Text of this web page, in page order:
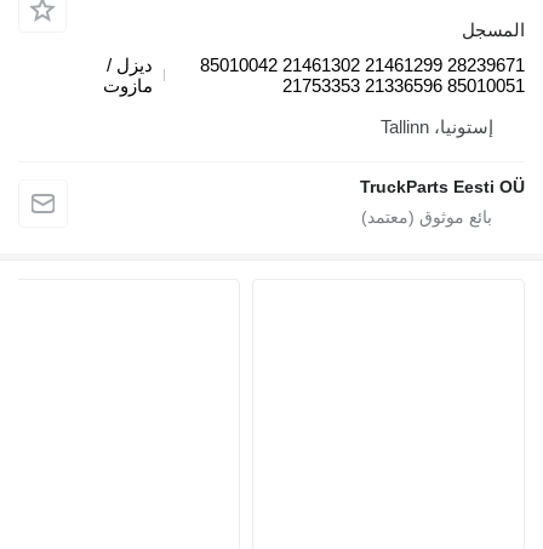
المسجل
28239671 21461299 21461302 85010042
85010051 21336596 21753353
ديزل /
مازوت
إستونيا، Tallinn
TruckParts Eesti OÜ